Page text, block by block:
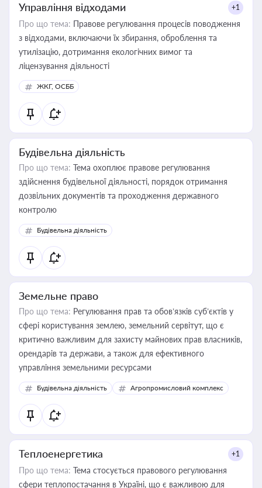
Управління відходами +1
Про що тема: Правове регулювання процесів поводження
з відходами, включаючи їх збирання, оброблення та
утилізацію, дотримання екологічних вимог та
ліцензування діяльності
ЖКГ, ОСББ
Будівельна діяльність
Про що тема: Тема охоплює правове регулювання
здійснення будівельної діяльності, порядок отримання
дозвільних документів та проходження державного
контролю
Будівельна діяльність
Земельне право
Про що тема: Регулювання прав та обов’язків суб’єктів у
сфері користування землею, земельний сервітут, що є
критично важливим для захисту майнових прав власників,
орендарів та держави, а також для ефективного
управління земельними ресурсами
Будівельна діяльність Агропромисловий комплекс
Теплоенергетика +1
Про що тема: Тема стосується правового регулювання
сфери теплопостачання в Україні, що є важливою для